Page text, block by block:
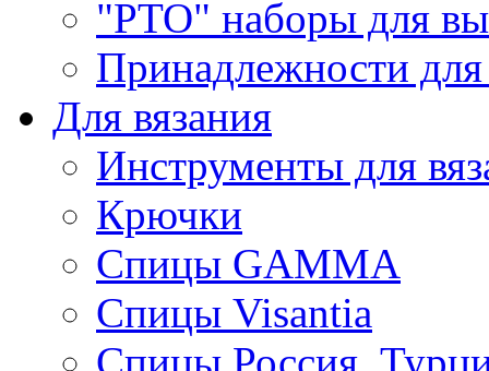
"РТО" наборы для
Принадлежности
Для вязания
Инструменты для
Крючки
Спицы GAMMA
Спицы Visantia
Спицы Россия,